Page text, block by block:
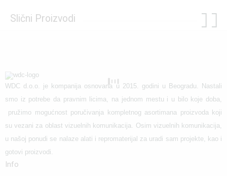
Slični Proizvodi
WDC d.o.o. je kompanija osnovana u 2015. godini u Beogradu. Nastali
smo iz potrebe da pravnim licima, na jednom mestu i u bilo koje doba,
pružimo mogućnost poručivanja kompletnog asortimana proizvoda koji
su vezani za oblast vizuelnih komunikacija. Osim vizuelnih komunikacija,
u našoj ponudi se nalaze alati i repromaterijal za uradi sam projekte, kao i
gotovi proizvodi.
Info